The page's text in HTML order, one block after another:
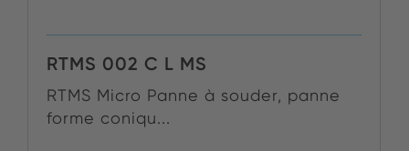
RTMS 002 C L MS
RTMS Micro Panne à souder, panne
forme coniqu...